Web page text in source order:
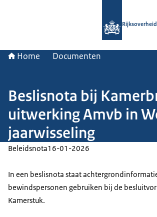
Rijksoverheid
Home Documenten
Beslisnota bij
uitwerking Amvb in
jaarwisseling
Beleidsnota16-01-2026
In een beslisnota staat
bewindspersonen gebruiken bij de
Kamerstuk.